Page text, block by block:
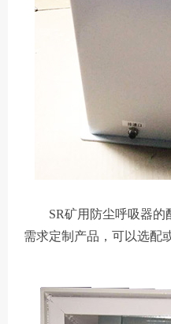
SR矿用防尘呼吸器的
需求定制产品，可以选配